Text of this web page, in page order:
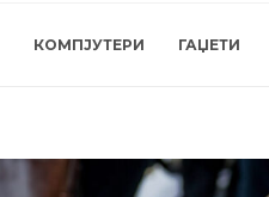
КОМПЈУТЕРИ ГАЏЕТИ